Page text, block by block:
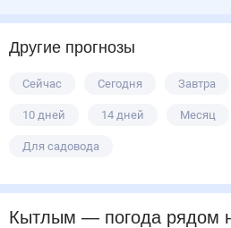
Другие прогнозы
Сейчас Сегодня Завтра
10 дней 14 дней Месяц
Для садовода
Кытлым— погода рядом